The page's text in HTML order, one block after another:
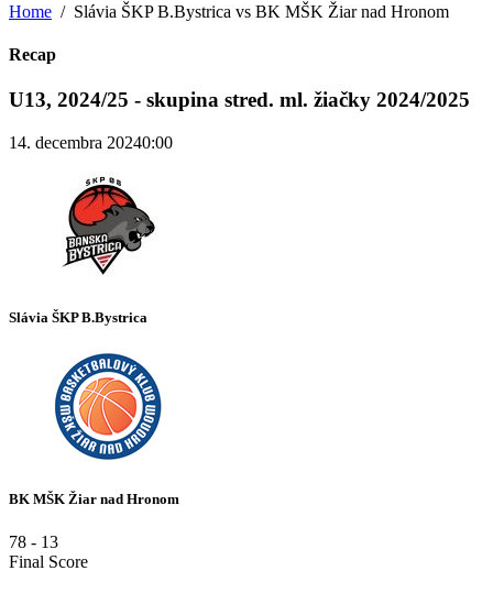
Home Slávia ŠKP B.Bystrica vs BK MŠK Žiar nad Hronom
Recap
U13, 2024/25 - skupina stred. ml. žiačky 2024/2025
14. decembra 20240:00
Slávia ŠKP B.Bystrica
BK MŠK Žiar nad Hronom
78 - 13
Final Score